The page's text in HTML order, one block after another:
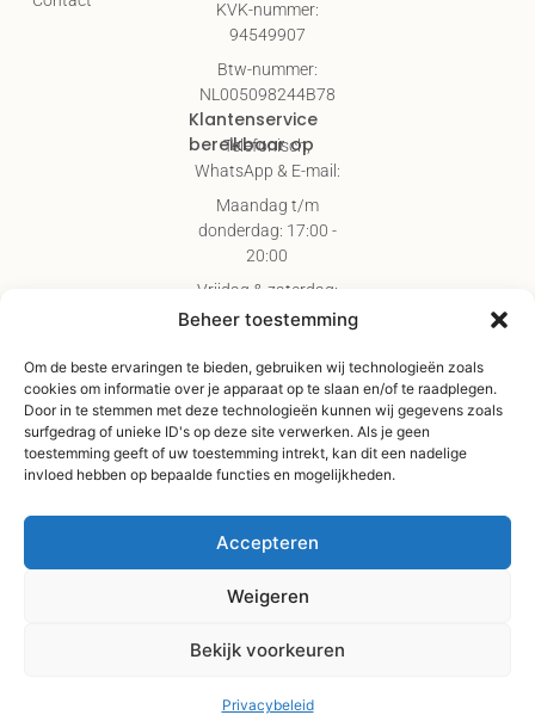
Beheer toestemming
Om de beste ervaringen te bieden, gebruiken wij technologieën zoals
cookies om informatie over je apparaat op te slaan en/of te raadplegen.
Door in te stemmen met deze technologieën kunnen wij gegevens zoals
surfgedrag of unieke ID's op deze site verwerken. Als je geen
toestemming geeft of uw toestemming intrekt, kan dit een nadelige
invloed hebben op bepaalde functies en mogelijkheden.
Accepteren
Weigeren
Bekijk voorkeuren
Privacybeleid
KVK-nummer:
94549907
Btw-nummer:
NL005098244B78
Klantenservice
bereikbaar op
Telefonisch,
WhatsApp & E-mail:
Maandag t/m
donderdag: 17:00 -
20:00
Vrijdag & zaterdag:
09:00 - 17:00
vanaf €75,-
Verzending binnen 3-
4 werkdagen
Afhaal Kloosterdijk